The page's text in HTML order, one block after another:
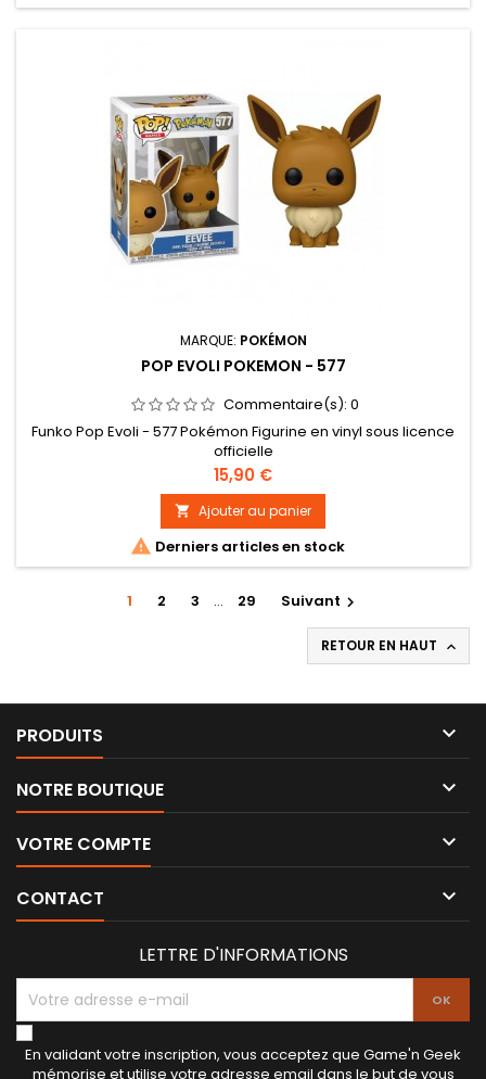
MARQUE: POKÉMON
POP EVOLI POKEMON - 577
Commentaire(s): 0
Funko Pop Evoli - 577 Pokémon Figurine en vinyl sous licence
officielle
Prix
15,90 €
 Ajouter au panier
 Derniers articles en stock
1 2 3 … 29 Suivant 
RETOUR EN HAUT 
PRODUITS 
NOTRE BOUTIQUE 
VOTRE COMPTE 
CONTACT 
LETTRE D'INFORMATIONS
En validant votre inscription, vous acceptez que Game'n Geek
mémorise et utilise votre adresse email dans le but de vous